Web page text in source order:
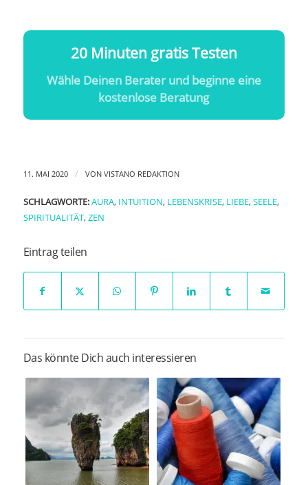
20 Minuten gratis Testen
Wähle Deinen Berater und beginne eine
kostenlose Beratung
11. MAI 2020 / VON VISTANO REDAKTION
SCHLAGWORTE: AURA, INTUITION, LEBENSKRISE, LIEBE,SEELE,
SPIRITUALITÄT,ZEN
Eintrag teilen
Das könnte Dich auch interessieren